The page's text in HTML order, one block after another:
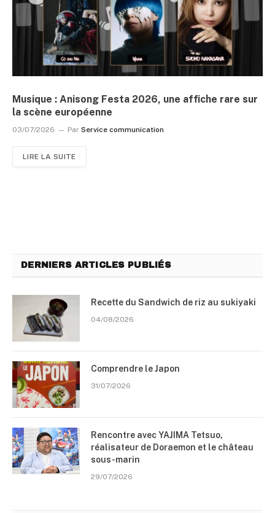
Musique : Anisong Festa 2026, une affiche rare sur
la scène européenne
03/07/2026 Par Service communication
LIRE LA SUITE
DERNIERS ARTICLES PUBLIÉS
Recette du Sandwich de riz au sukiyaki
04/08/2026
Comprendre le Japon
31/07/2026
Rencontre avec YAJIMA Tetsuo,
réalisateur de Doraemon et le château
sous-marin
29/07/2026